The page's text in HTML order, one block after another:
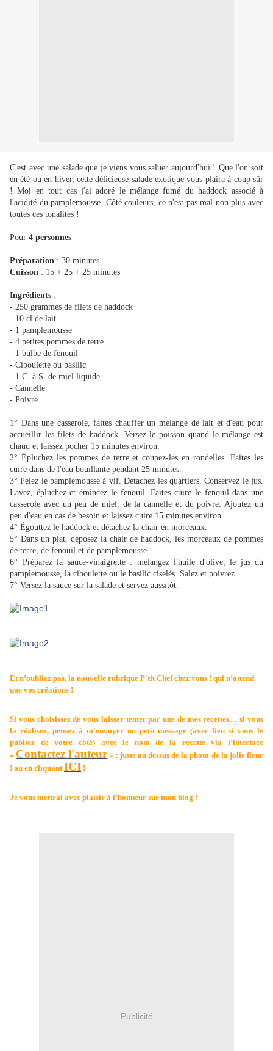
C'est avec une salade que je viens vous saluer aujourd'hui ! Que l'on soit
en été ou en hiver, cette délicieuse salade exotique vous plaira à coup sûr
! Moi en tout cas j'ai adoré le mélange fumé du haddock associé à
l'acidité du pamplemousse. Côté couleurs, ce n'est pas mal non plus avec
toutes ces tonalités !
Pour 4 personnes
Préparation : 30 minutes
Cuisson : 15 + 25 + 25 minutes
Ingrédients :
- 250 grammes de filets de haddock
- 10 cl de lait
- 1 pamplemousse
- 4 petites pommes de terre
- 1 bulbe de fenouil
- Ciboulette ou basilic
- 1 C. à S. de miel liquide
- Cannelle
- Poivre
1° Dans une casserole, faites chauffer un mélange de lait et d'eau pour
accueillir les filets de haddock. Versez le poisson quand le mélange est
chaud et laissez pocher 15 minutes environ.
2° Épluchez les pommes de terre et coupez-les en rondelles. Faites les
cuire dans de l'eau bouillante pendant 25 minutes.
3° Pelez le pamplemousse à vif. Détachez les quartiers. Conservez le jus.
Lavez, épluchez et émincez le fenouil. Faites cuire le fenouil dans une
casserole avec un peu de miel, de la cannelle et du poivre. Ajoutez un
peu d'eau en cas de besoin et laissez cuire 15 minutes environ.
4° Égouttez le haddock et détachez la chair en morceaux.
5° Dans un plat, déposez la chair de haddock, les morceaux de pommes
de terre, de fenouil et de pamplemousse.
6° Préparez la sauce-vinaigrette : mélangez l'huile d'olive, le jus du
pamplemousse, la ciboulette ou le basilic ciselés. Salez et poivrez.
7° Versez la sauce sur la salade et servez aussitôt.
Et n’oubliez pas, la nouvelle rubrique P'tit Chef chez vous ! qui n’attend
que vos créations !
Si vous choisissez de vous laisser tenter par une de mes recettes… si vous
la réalisez, pensez à m'envoyer un petit message (avec lien si vous le
publiez de votre côté) avec le nom de la recette via l’interface
« Contactez l'auteur » : juste au dessus de la photo de la jolie fleur
! ou en cliquant ICI !
Je vous mettrai avec plaisir à l’honneur sur mon blog !
Publicité